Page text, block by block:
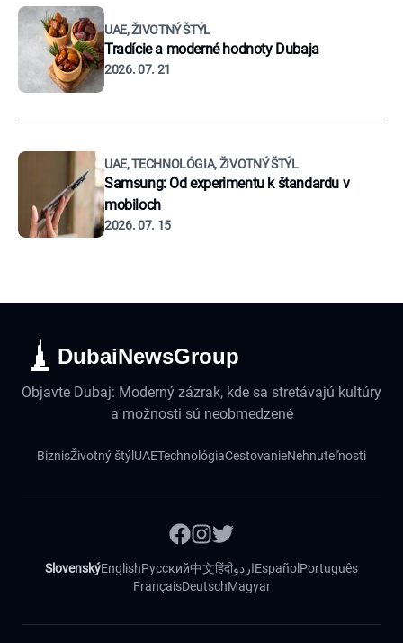
UAE, ŽIVOTNÝ ŠTÝL
Tradície a moderné hodnoty Dubaja
2026. 07. 21
UAE, TECHNOLÓGIA, ŽIVOTNÝ ŠTÝL
Samsung: Od experimentu k štandardu v
mobiloch
2026. 07. 15
DubaiNewsGroup
Objavte Dubaj: Moderný zázrak, kde sa stretávajú kultúry
a možnosti sú neobmedzené
BiznisŽivotný štýl UAETechnológiaCestovanieNehnuteľnosti
SlovenskýEnglishРусский中文हिंदीاردوEspañol Português
FrançaisDeutschMagyar